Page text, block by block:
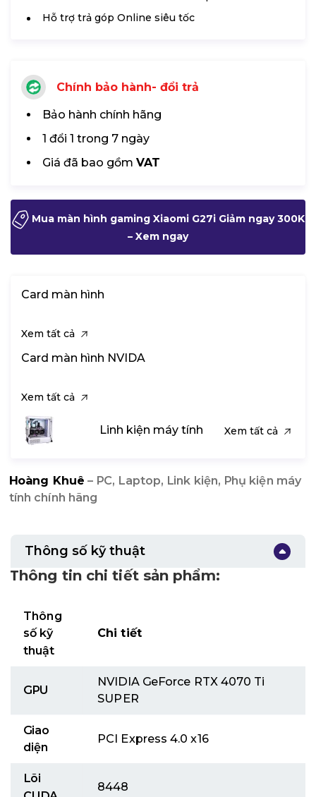
Hỗ trợ trả góp Online siêu tốc
Chính bảo hành- đổi trả
Bảo hành chính hãng
1 đổi 1 trong 7 ngày
Giá đã bao gồm VAT
Mua màn hình gaming Xiaomi G27i Giảm ngay 300K
– Xem ngay
Card màn hình
Xem tất cả
Card màn hình NVIDA
Xem tất cả
Linh kiện máy tính Xem tất cả
Hoàng Khuê – PC, Laptop, Link kiện, Phụ kiện máy
tính chính hãng
Thông số kỹ thuật
Thông tin chi tiết sản phẩm:
Thông
số kỹ
thuật
Chi tiết
GPU
NVIDIA GeForce RTX 4070 Ti
SUPER
Giao
diện
PCI Express 4.0 x16
Lõi
8448